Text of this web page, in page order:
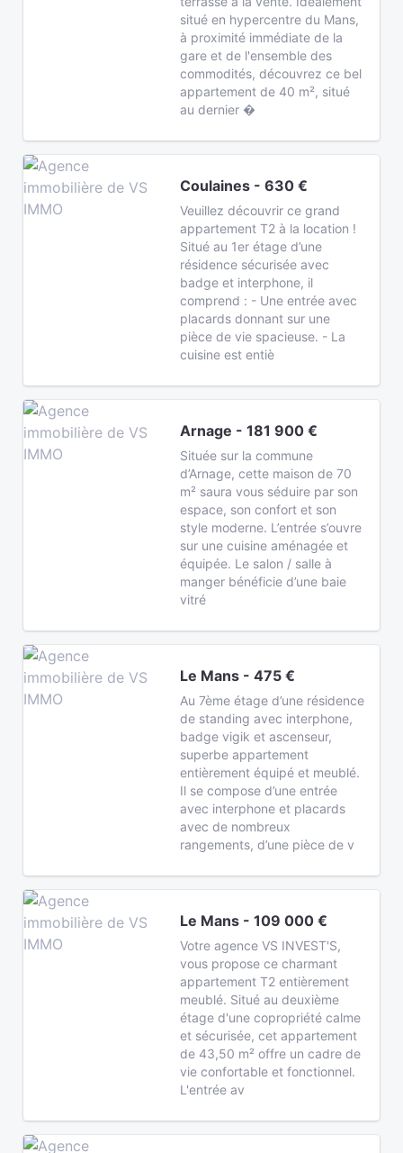
situé en hypercentre du Mans,
à proximité immédiate de la
gare et de l'ensemble des
commodités, découvrez ce bel
appartement de 40 m², situé
au dernier �
Coulaines - 630 €
Veuillez découvrir ce grand
appartement T2 à la location !
Situé au 1er étage d’une
résidence sécurisée avec
badge et interphone, il
comprend : - Une entrée avec
placards donnant sur une
pièce de vie spacieuse. - La
cuisine est entiè
Arnage - 181 900 €
Située sur la commune
d’Arnage, cette maison de 70
m² saura vous séduire par son
espace, son confort et son
style moderne. L’entrée s’ouvre
sur une cuisine aménagée et
équipée. Le salon / salle à
manger bénéficie d’une baie
vitré
Le Mans - 475 €
Au 7ème étage d’une résidence
de standing avec interphone,
badge vigik et ascenseur,
superbe appartement
entièrement équipé et meublé.
Il se compose d’une entrée
avec interphone et placards
avec de nombreux
rangements, d’une pièce de v
Le Mans - 109 000 €
Votre agence VS INVEST'S,
vous propose ce charmant
appartement T2 entièrement
meublé. Situé au deuxième
étage d'une copropriété calme
et sécurisée, cet appartement
de 43,50 m² offre un cadre de
vie confortable et fonctionnel.
L'entrée av